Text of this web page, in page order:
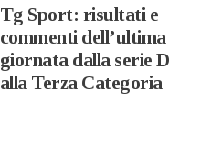
Tg Sport: risultati e
commenti dell’ultima
giornata dalla serie D
alla Terza Categoria